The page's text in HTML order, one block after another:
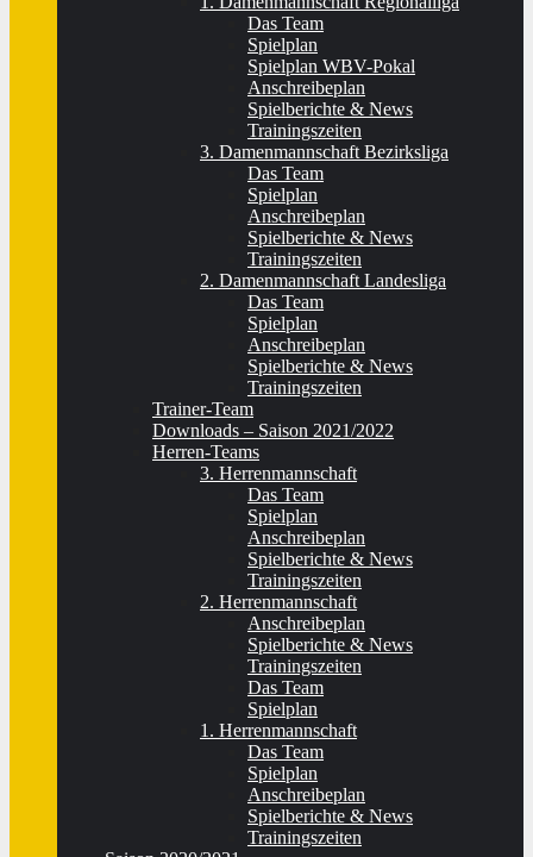
Das Team
Spielplan
Spielplan WBV-Pokal
Anschreibeplan
Spielberichte & News
Trainingszeiten
3. Damenmannschaft Bezirksliga
Das Team
Spielplan
Anschreibeplan
Spielberichte & News
Trainingszeiten
2. Damenmannschaft Landesliga
Das Team
Spielplan
Anschreibeplan
Spielberichte & News
Trainingszeiten
Trainer-Team
Downloads – Saison 2021/2022
Herren-Teams
3. Herrenmannschaft
Das Team
Spielplan
Anschreibeplan
Spielberichte & News
Trainingszeiten
2. Herrenmannschaft
Anschreibeplan
Spielberichte & News
Trainingszeiten
Das Team
Spielplan
1. Herrenmannschaft
Das Team
Spielplan
Anschreibeplan
Spielberichte & News
Trainingszeiten